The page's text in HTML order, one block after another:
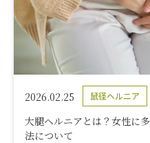
2026.02.25 鼠径ヘルニア
大腿ヘルニアとは？女性に
法について